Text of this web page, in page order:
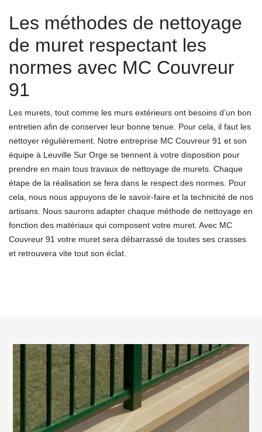
Les méthodes de nettoyage
de muret respectant les
normes avec MC Couvreur
91
Les murets, tout comme les murs extérieurs ont besoins d’un bon
entretien afin de conserver leur bonne tenue. Pour cela, il faut les
nettoyer régulièrement. Notre entreprise MC Couvreur 91 et son
équipe à Leuville Sur Orge se tiennent à votre disposition pour
prendre en main tous travaux de nettoyage de murets. Chaque
étape de la réalisation se fera dans le respect des normes. Pour
cela, nous nous appuyons de le savoir-faire et la technicité de nos
artisans. Nous saurons adapter chaque méthode de nettoyage en
fonction des matériaux qui composent votre muret. Avec MC
Couvreur 91 votre muret sera débarrassé de toutes ses crasses
et retrouvera vite tout son éclat.